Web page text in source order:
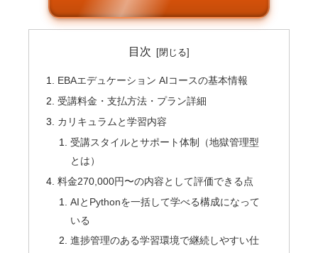
目次
EBAエデュケーション AIコースの基本情報
受講料金・支払方法・プラン詳細
カリキュラムと学習内容
受講スタイルとサポート体制（地獄管理型
とは）
料金270,000円〜の内容として評価できる点
AIとPythonを一括して学べる構成になって
いる
進捗管理のある学習環境で継続しやすい仕